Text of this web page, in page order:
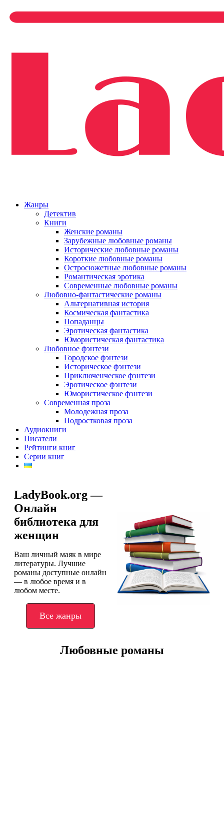
Жанры
Детектив
Книги
Женские романы
Зарубежные любовные романы
Исторические любовные романы
Короткие любовные романы
Остросюжетные любовные романы
Романтическая эротика
Современные любовные романы
Любовно-фантастические романы
Альтернативная история
Космическая фантастика
Попаданцы
Эротическая фантастика
Юмористическая фантастика
Любовное фэнтези
Городское фэнтези
Историческое фэнтези
Приключенческое фэнтези
Эротическое фэнтези
Юмористическое фэнтези
Современная проза
Молодежная проза
Подростковая проза
Аудиокниги
Писатели
Рейтинги книг
Серии книг
LadyBook.org —
Онлайн
библиотека для
женщин
Ваш личный маяк в мире
литературы. Лучшие
романы доступные онлайн
— в любое время и в
любом месте.
Все жанры
Любовные романы